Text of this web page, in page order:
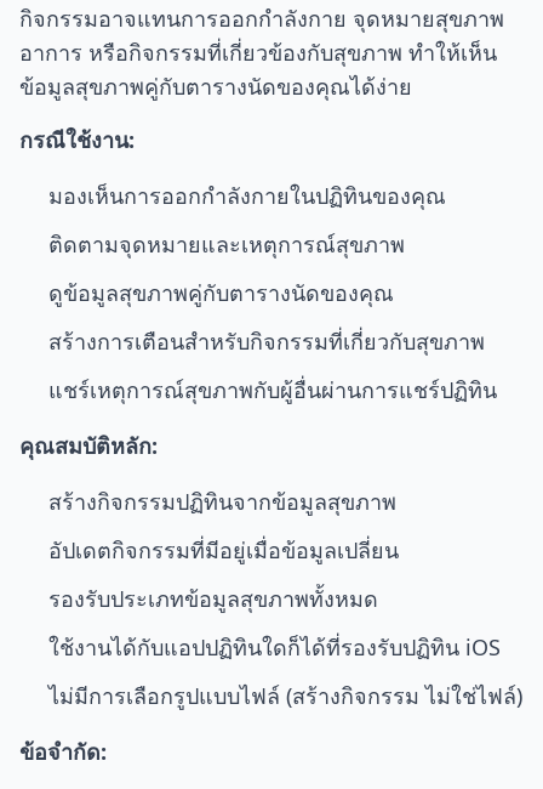
กิจกรรมอาจแทนการออกกำลังกาย จุดหมายสุขภาพ
อาการ หรือกิจกรรมที่เกี่ยวข้องกับสุขภาพ ทำให้เห็น
ข้อมูลสุขภาพคู่กับตารางนัดของคุณได้ง่าย
กรณีใช้งาน:
มองเห็นการออกกำลังกายในปฏิทินของคุณ
ติดตามจุดหมายและเหตุการณ์สุขภาพ
ดูข้อมูลสุขภาพคู่กับตารางนัดของคุณ
สร้างการเตือนสำหรับกิจกรรมที่เกี่ยวกับสุขภาพ
แชร์เหตุการณ์สุขภาพกับผู้อื่นผ่านการแชร์ปฏิทิน
คุณสมบัติหลัก:
สร้างกิจกรรมปฏิทินจากข้อมูลสุขภาพ
อัปเดตกิจกรรมที่มีอยู่เมื่อข้อมูลเปลี่ยน
รองรับประเภทข้อมูลสุขภาพทั้งหมด
ใช้งานได้กับแอปปฏิทินใดก็ได้ที่รองรับปฏิทิน iOS
ไม่มีการเลือกรูปแบบไฟล์ (สร้างกิจกรรม ไม่ใช่ไฟล์)
ข้อจำกัด: